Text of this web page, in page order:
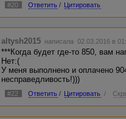
#20 Ответить / Цитировать
altysh2015 написала 02.03.2016 в
***Когда будет где-то 850, вам
Нет:(
У меня выполнено и оплачено
несправедливость!)))
#22 Ответить / Цитировать /